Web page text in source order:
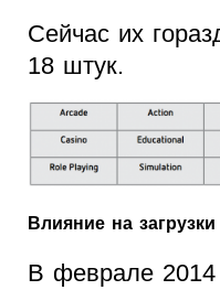
Сейчас их
18 штук.
Влияние на загрузки
В феврале